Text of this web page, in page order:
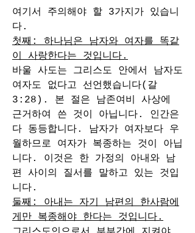
여기서 주의해야 할 3가지가 있습니
다.
첫째: 하나님은 남자와 여자를 똑같
이 사랑한다는 것입니다.
바울 사도는 그리스도 안에서 남자도
여자도 없다고 선언했습니다(갈
3:28). 본 절은 남존여비 사상에
근거하여 쓴 것이 아닙니다. 인간은
다 동등합니다. 남자가 여자보다 우
월하므로 여자가 복종하는 것이 아닙
니다. 이것은 한 가정의 아내와 남
편 사이의 질서를 말하고 있는 것입
니다.
둘째: 아내는 자기 남편의 한사람에
게만 복종해야 한다는 것입니다.